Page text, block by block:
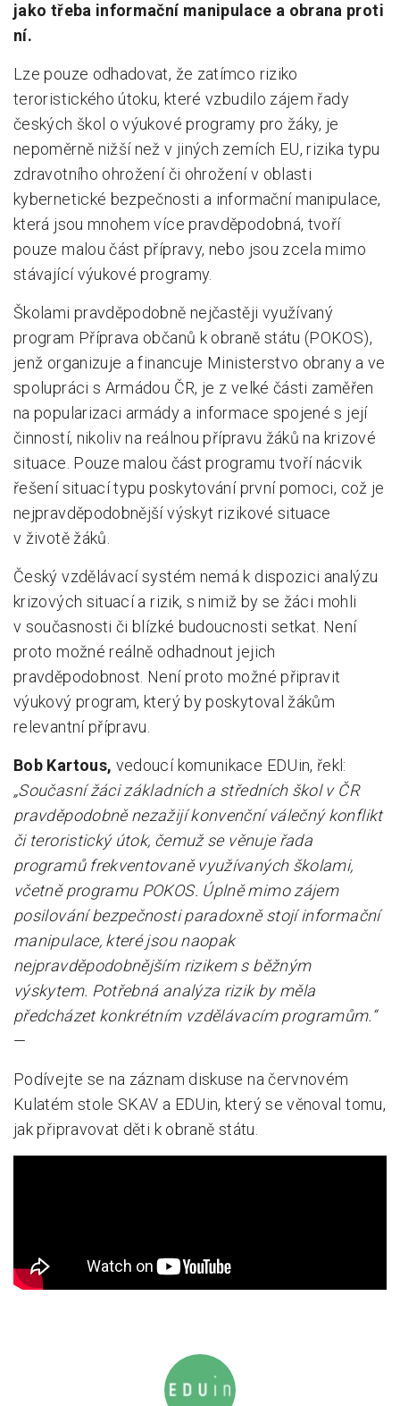
jako třeba informační manipulace a obrana proti
ní.
Lze pouze odhadovat, že zatímco riziko
teroristického útoku, které vzbudilo zájem řady
českých škol o výukové programy pro žáky, je
nepoměrně nižší než v jiných zemích EU, rizika typu
zdravotního ohrožení či ohrožení v oblasti
kybernetické bezpečnosti a informační manipulace,
která jsou mnohem více pravděpodobná, tvoří
pouze malou část přípravy, nebo jsou zcela mimo
stávající výukové programy.
Školami pravděpodobně nejčastěji využívaný
program Příprava občanů k obraně státu (POKOS),
jenž organizuje a financuje Ministerstvo obrany a ve
spolupráci s Armádou ČR, je z velké části zaměřen
na popularizaci armády a informace spojené s její
činností, nikoliv na reálnou přípravu žáků na krizové
situace. Pouze malou část programu tvoří nácvik
řešení situací typu poskytování první pomoci, což je
nejpravděpodobnější výskyt rizikové situace
v životě žáků.
Český vzdělávací systém nemá k dispozici analýzu
krizových situací a rizik, s nimiž by se žáci mohli
v současnosti či blízké budoucnosti setkat. Není
proto možné reálně odhadnout jejich
pravděpodobnost. Není proto možné připravit
výukový program, který by poskytoval žákům
relevantní přípravu.
Bob Kartous, vedoucí komunikace EDUin, řekl:
„Současní žáci základních a středních škol v ČR
pravděpodobně nezažijí konvenční válečný konflikt
či teroristický útok, čemuž se věnuje řada
programů frekventovaně využívaných školami,
včetně programu POKOS. Úplně mimo zájem
posilování bezpečnosti paradoxně stojí informační
manipulace, které jsou naopak
nejpravděpodobnějším rizikem s běžným
výskytem. Potřebná analýza rizik by měla
předcházet konkrétním vzdělávacím programům.“
—
Podívejte se na záznam diskuse na červnovém
Kulatém stole SKAV a EDUin, který se věnoval tomu,
jak připravovat děti k obraně státu.